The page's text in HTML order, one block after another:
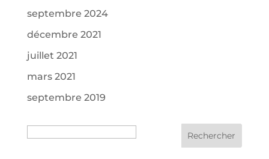
septembre 2024
décembre 2021
juillet 2021
mars 2021
septembre 2019